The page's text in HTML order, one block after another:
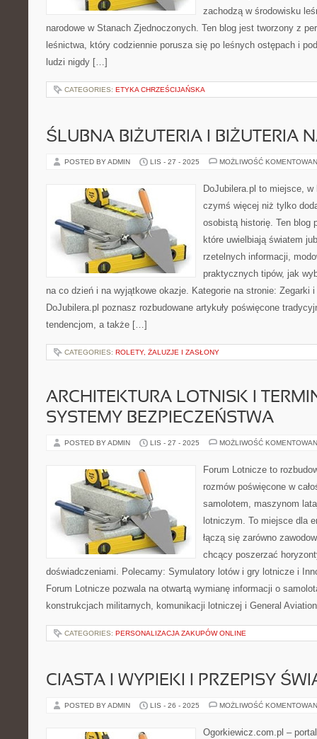
zachodzą w środowisku
narodowe w Stanach Zjednoczonych. Ten blog jest tworzony z
leśnictwa, który codziennie porusza się po leśnych ostępach i
ludzi nigdy […]
CATEGORIES: ETYKA CHRZEŚCIJAŃSKA
ŚLUBNA BIŻUTERIA I BIŻUTERIA
POSTED BY ADMIN LIS - 27 - 2025 MOŻLIWOŚĆ
DoJubilera.pl to miejsce,
czymś więcej niż tylko
osobistą historię. Ten blog
które uwielbiają światem
rzetelnych informacji,
praktycznych tipów, jak
na co dzień i na wyjątkowe okazje. Kategorie na stronie: Zegarki
DoJubilera.pl poznasz rozbudowane artykuły poświęcone
tendencjom, a także […]
CATEGORIES: ROLETY, ŻALUZJE I ZASŁONY
ARCHITEKTURA LOTNISK I
SYSTEMY BEZPIECZEŃSTWA
POSTED BY ADMIN LIS - 27 - 2025 MOŻLIWOŚĆ
Forum Lotnicze to
rozmów poświęcone w
samolotem, maszynom
lotniczym. To miejsce dla
łączą się zarówno
chcący poszerzać
doświadczeniami. Polecamy: Symulatory lotów i gry lotnicze i
Forum Lotnicze pozwala na otwartą wymianę informacji o
konstrukcjach militarnych, komunikacji lotniczej i General
CATEGORIES: PERSONALIZACJA ZAKUPÓW ONLINE
CIASTA I WYPIEKI I PRZEPISY
POSTED BY ADMIN LIS - 26 - 2025 MOŻLIWOŚĆ
Ogorkiewicz.com.pl –